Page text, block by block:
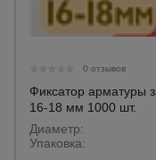
0 отзывов
Фиксатор арматуры
16-18 мм 1000 шт.
Диаметр:
Упаковка: